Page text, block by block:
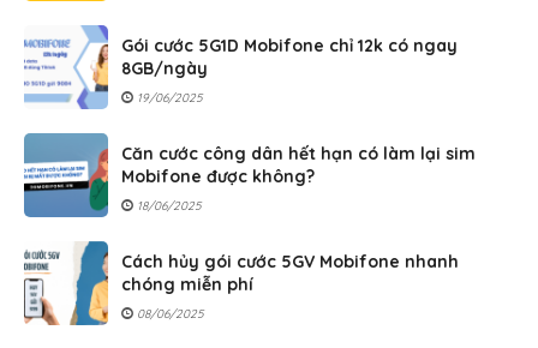
Gói cước 5G1D Mobifone chỉ 12k có ngay
8GB/ngày
19/06/2025
Căn cước công dân hết hạn có làm lại sim
Mobifone được không?
18/06/2025
Cách hủy gói cước 5GV Mobifone nhanh
chóng miễn phí
08/06/2025